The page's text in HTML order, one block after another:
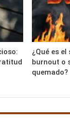
¿Qué es el
burnout o
quemado?